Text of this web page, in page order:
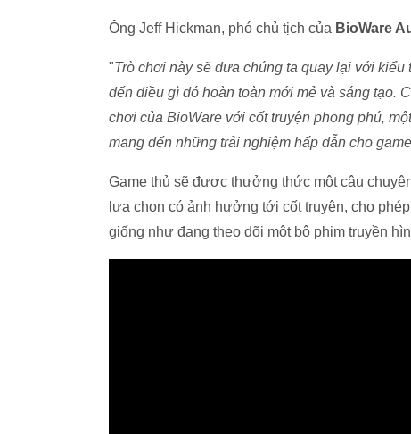
Ông Jeff Hickman, phó chủ tịch của BioWare
"Trò chơi này sẽ đưa chúng ta quay lại với
đến điều gì đó hoàn toàn mới mẻ và sáng tạo.
chơi của BioWare với cốt truyện phong phú,
mang đến những trải nghiệm hấp dẫn cho
Game thủ sẽ được thưởng thức một câu
lựa chọn có ảnh hưởng tới cốt truyện, cho
giống như đang theo dõi một bộ phim truyền